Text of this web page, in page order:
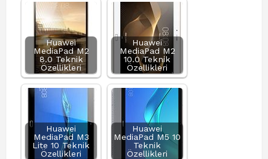
Huawei
MediaPad M2
8.0 Teknik
Özellikleri
Huawei
MediaPad M2
10.0 Teknik
Özellikleri
Huawei
MediaPad M3
Lite 10 Teknik
Özellikleri
Huawei
MediaPad M5 10
Teknik
Özellikleri